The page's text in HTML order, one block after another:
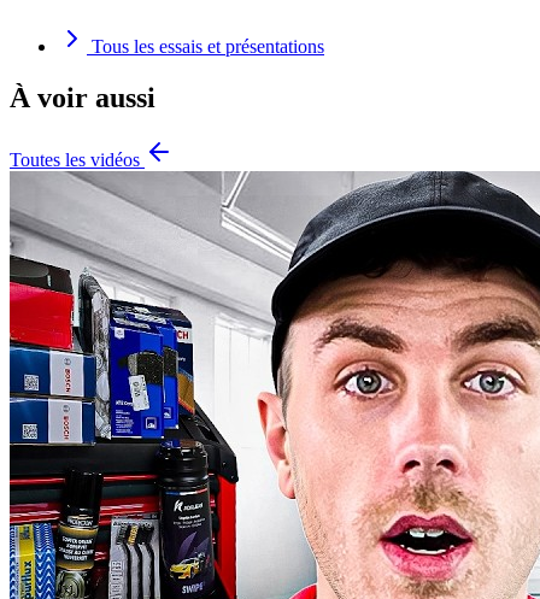
Tous les essais et présentations
À voir aussi
Toutes les vidéos